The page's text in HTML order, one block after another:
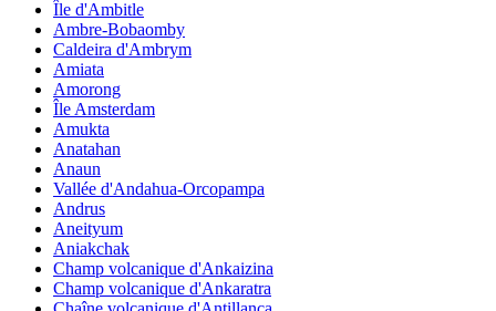
Île d'Ambitle
Ambre-Bobaomby
Caldeira d'Ambrym
Amiata
Amorong
Île Amsterdam
Amukta
Anatahan
Anaun
Vallée d'Andahua-Orcopampa
Andrus
Aneityum
Aniakchak
Champ volcanique d'Ankaizina
Champ volcanique d'Ankaratra